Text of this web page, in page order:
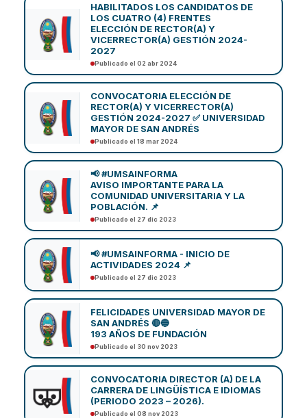
HABILITADOS LOS CANDIDATOS DE
LOS CUATRO (4) FRENTES
ELECCIÓN DE RECTOR(A) Y
VICERRECTOR(A) GESTIÓN 2024-
2027
Publicado el 02 abr 2024
CONVOCATORIA ELECCIÓN DE
RECTOR(A) Y VICERRECTOR(A)
GESTIÓN 2024-2027 ✅ UNIVERSIDAD
MAYOR DE SAN ANDRÉS
Publicado el 18 mar 2024
📢 #UMSAINFORMA
AVISO IMPORTANTE PARA LA
COMUNIDAD UNIVERSITARIA Y LA
POBLACIÓN. 📌
Publicado el 27 dic 2023
📢 #UMSAINFORMA - INICIO DE
ACTIVIDADES 2024 📌
Publicado el 27 dic 2023
FELICIDADES UNIVERSIDAD MAYOR DE
SAN ANDRÉS 🔴🔵
193 AÑOS DE FUNDACIÓN
Publicado el 30 nov 2023
CONVOCATORIA DIRECTOR (A) DE LA
CARRERA DE LINGÜÍSTICA E IDIOMAS
(PERIODO 2023 – 2026).
Publicado el 08 nov 2023